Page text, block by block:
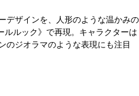
デザインを、人形のような温かみの
ルルック》で再現。キャラクターは
のジオラマのような表現にも注目